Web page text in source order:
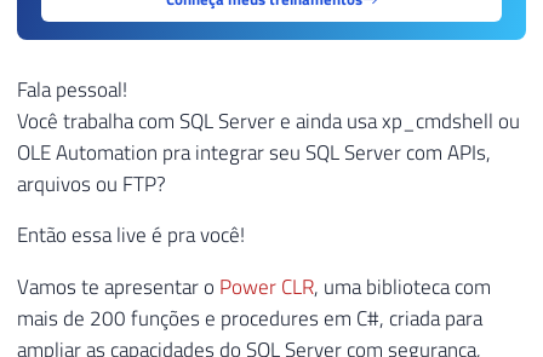
Fala pessoal!
Você trabalha com SQL Server e ainda usa xp_cmdshell ou
OLE Automation pra integrar seu SQL Server com APIs,
arquivos ou FTP?
Então essa live é pra você!
Vamos te apresentar o Power CLR, uma biblioteca com
mais de 200 funções e procedures em C#, criada para
ampliar as capacidades do SQL Server com segurança,